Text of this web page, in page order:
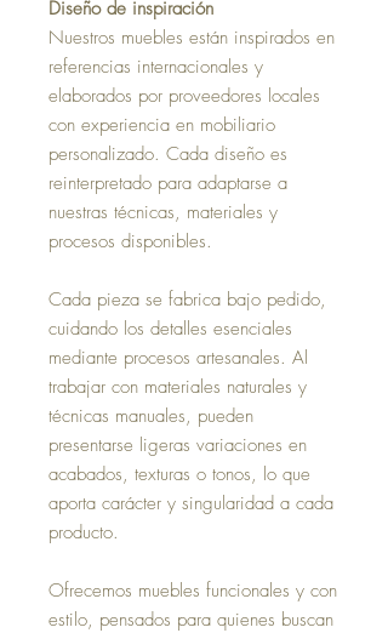
Diseño de inspiración
Nuestros muebles están inspirados en
referencias internacionales y
elaborados por proveedores locales
con experiencia en mobiliario
personalizado. Cada diseño es
reinterpretado para adaptarse a
nuestras técnicas, materiales y
procesos disponibles.
Cada pieza se fabrica bajo pedido,
cuidando los detalles esenciales
mediante procesos artesanales. Al
trabajar con materiales naturales y
técnicas manuales, pueden
presentarse ligeras variaciones en
acabados, texturas o tonos, lo que
aporta carácter y singularidad a cada
producto.
Ofrecemos muebles funcionales y con
estilo, pensados para quienes buscan